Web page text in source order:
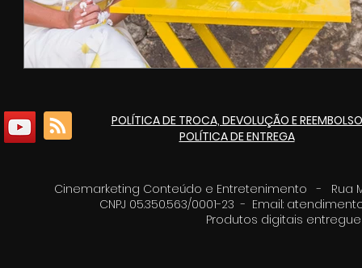
POLÍTICA DE TROCA, DEVOLUÇÃO E REEMBOLSO
POLÍTICA DE ENTREGA
Cinemarketing Conteúdo e Entretenimento - Rua
CNPJ 05.350.563/0001-23 - Email:
Produtos digitais